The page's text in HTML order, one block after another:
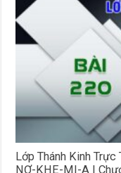
Lớp Thánh Kinh
NƠ-KHE-MI-A I